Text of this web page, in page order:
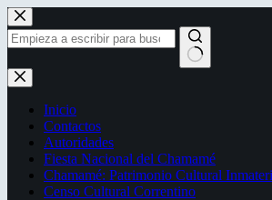
Saltar
al
contenido
Sin
resultados
Inicio
Contactos
Autoridades
Fiesta Nacional del Chamamé
Chamamé: Patrimonio Cultural
Censo Cultural Correntino